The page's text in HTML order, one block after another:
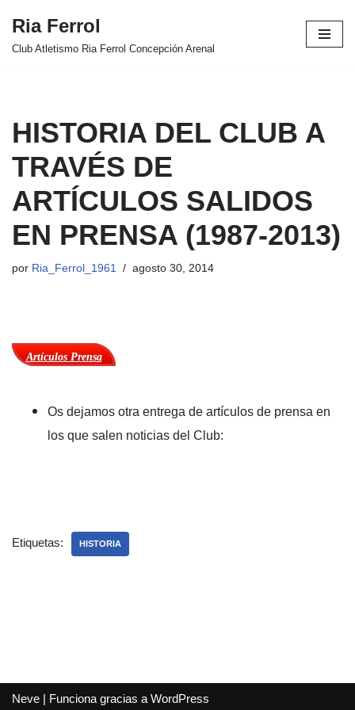
Saltar
Ria Ferrol
Club Atletismo Ria Ferrol Concepción Arenal
HISTORIA DEL CLUB A
TRAVÉS DE
ARTÍCULOS SALIDOS
EN PRENSA (1987-2013)
por Ria_Ferrol_1961 agosto 30, 2014
Artículos Prensa
Os dejamos otra entrega de artículos de prensa en
los que salen noticias del Club:
Etiquetas: HISTORIA
Neve | Funciona gracias a WordPress